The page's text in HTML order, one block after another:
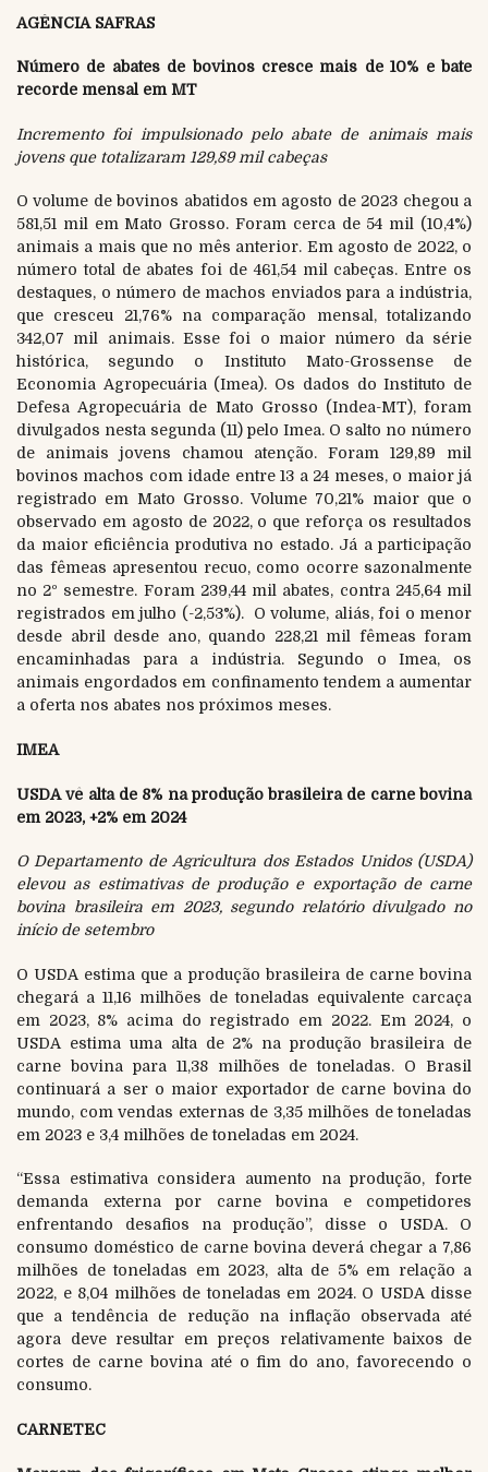
AGÊNCIA SAFRAS
Número de abates de bovinos cresce mais de 10% e bate
recorde mensal em MT
Incremento foi impulsionado pelo abate de animais mais
jovens que totalizaram 129,89 mil cabeças
O volume de bovinos abatidos em agosto de 2023 chegou a
581,51 mil em Mato Grosso. Foram cerca de 54 mil (10,4%)
animais a mais que no mês anterior. Em agosto de 2022, o
número total de abates foi de 461,54 mil cabeças. Entre os
destaques, o número de machos enviados para a indústria,
que cresceu 21,76% na comparação mensal, totalizando
342,07 mil animais. Esse foi o maior número da série
histórica, segundo o Instituto Mato-Grossense de
Economia Agropecuária (Imea). Os dados do Instituto de
Defesa Agropecuária de Mato Grosso (Indea-MT), foram
divulgados nesta segunda (11) pelo Imea. O salto no número
de animais jovens chamou atenção. Foram 129,89 mil
bovinos machos com idade entre 13 a 24 meses, o maior já
registrado em Mato Grosso. Volume 70,21% maior que o
observado em agosto de 2022, o que reforça os resultados
da maior eficiência produtiva no estado. Já a participação
das fêmeas apresentou recuo, como ocorre sazonalmente
no 2º semestre. Foram 239,44 mil abates, contra 245,64 mil
registrados em julho (-2,53%). O volume, aliás, foi o menor
desde abril desde ano, quando 228,21 mil fêmeas foram
encaminhadas para a indústria. Segundo o Imea, os
animais engordados em confinamento tendem a aumentar
a oferta nos abates nos próximos meses.
IMEA
USDA vê alta de 8% na produção brasileira de carne bovina
em 2023, +2% em 2024
O Departamento de Agricultura dos Estados Unidos (USDA)
elevou as estimativas de produção e exportação de carne
bovina brasileira em 2023, segundo relatório divulgado no
início de setembro
O USDA estima que a produção brasileira de carne bovina
chegará a 11,16 milhões de toneladas equivalente carcaça
em 2023, 8% acima do registrado em 2022. Em 2024, o
USDA estima uma alta de 2% na produção brasileira de
carne bovina para 11,38 milhões de toneladas. O Brasil
continuará a ser o maior exportador de carne bovina do
mundo, com vendas externas de 3,35 milhões de toneladas
em 2023 e 3,4 milhões de toneladas em 2024.
“Essa estimativa considera aumento na produção, forte
demanda externa por carne bovina e competidores
enfrentando desafios na produção”, disse o USDA. O
consumo doméstico de carne bovina deverá chegar a 7,86
milhões de toneladas em 2023, alta de 5% em relação a
2022, e 8,04 milhões de toneladas em 2024. O USDA disse
que a tendência de redução na inflação observada até
agora deve resultar em preços relativamente baixos de
cortes de carne bovina até o fim do ano, favorecendo o
consumo.
CARNETEC